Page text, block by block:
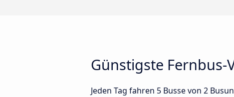
Günstigste Fernbus-
Jeden Tag fahren 5 Busse von 2